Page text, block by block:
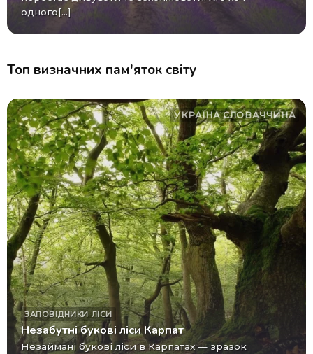
одного[...]
Топ визначних пам'яток світу
УКРАЇНА СЛОВАЧЧИНА
ЗАПОВІДНИКИ ЛІСИ
Незабутні букові ліси Карпат
Незаймані букові ліси в Карпатах — зразок